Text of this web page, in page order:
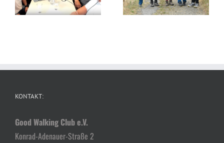
2024
KONTAKT:
Good Walking Club e.V.
Konrad-Adenauer-Straße 2